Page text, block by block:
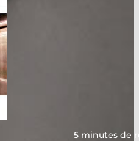
5 minutes de